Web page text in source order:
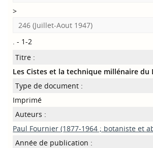
>
246 (Juillet-Aout 1947)
. - 1-2
Titre :
Les Cistes et la technique millénaire du
Type de document :
Imprimé
Auteurs :
Paul Fournier (1877-1964 ; botaniste et
Année de publication :